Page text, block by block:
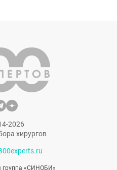
оставаться
для мужа и семьи.
2026
хирургов
группа «СИНОБИ»